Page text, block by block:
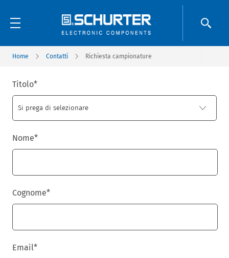
Home Contatti Richiesta campionature
Titolo*
Nome*
Cognome*
Email*